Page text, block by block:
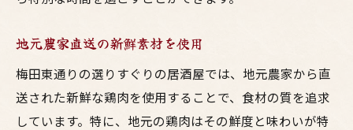
地元農家直送の新鮮素材を使用
梅田東通りの選りすぐりの居酒屋では、地元農家から直
送された新鮮な鶏肉を使用することで、食材の質を追求
しています。特に、地元の鶏肉はその鮮度と味わいが特